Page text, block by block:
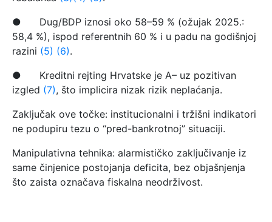
● Dug/BDP iznosi oko 58–59 % (ožujak 2025.:
58,4 %), ispod referentnih 60 % i u padu na godišnjoj
razini (5) (6).
● Kreditni rejting Hrvatske je A– uz pozitivan
izgled (7), što implicira nizak rizik neplaćanja.
Zaključak ove točke: institucionalni i tržišni indikatori
ne podupiru tezu o “pred-bankrotnoj” situaciji.
Manipulativna tehnika: alarmističko zaključivanje iz
same činjenice postojanja deficita, bez objašnjenja
što zaista označava fiskalna neodrživost.